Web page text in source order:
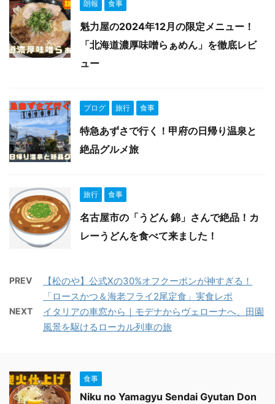
朗報 食事
魁力屋の2024年12月の限定メニュー！
「北海道濃厚味噌らぁめん」を徹底レビ
ュー
ブログ 旅行 食事
特急あずさで行く！甲府の日帰り温泉と
絶品グルメ旅
旅行 食事
名古屋市の「うどん 錦」さんで絶品！カ
レーうどんを食べて来ました！
PREV
【松のや】公式Xの30%オフクーポンが神すぎる！
「ロースかつ＆海老フライ2尾定食」実食レポ
NEXT
イタリアの車窓から｜モデナからヴェローナへ、田園
風景を駆けるローカル列車の旅
食事
Niku no Yamagyu Sendai Gyutan Don